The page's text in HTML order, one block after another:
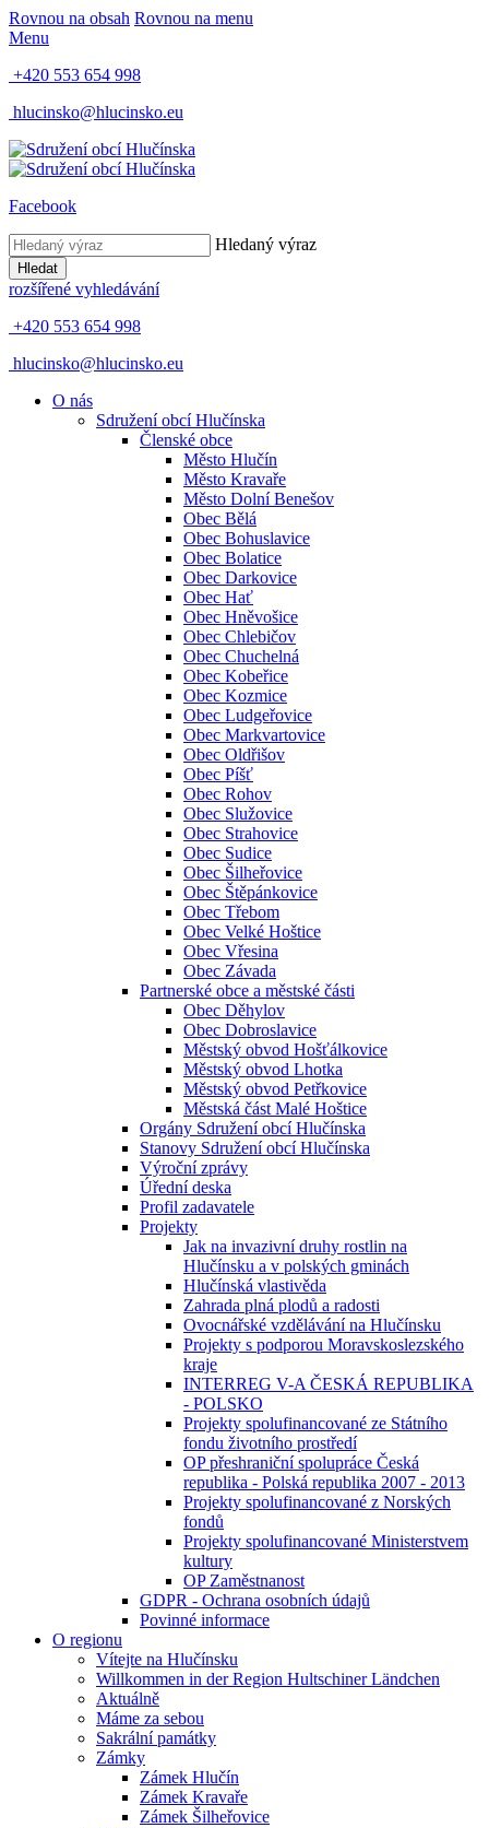
Rovnou na obsah Rovnou na menu
Menu
+420 553 654 998
hlucinsko@hlucinsko.eu
Facebook
Hledaný výraz
Hledat
rozšířené vyhledávání
+420 553 654 998
hlucinsko@hlucinsko.eu
O nás
Sdružení obcí Hlučínska
Členské obce
Město Hlučín
Město Kravaře
Město Dolní Benešov
Obec Bělá
Obec Bohuslavice
Obec Bolatice
Obec Darkovice
Obec Hať
Obec Hněvošice
Obec Chlebičov
Obec Chuchelná
Obec Kobeřice
Obec Kozmice
Obec Ludgeřovice
Obec Markvartovice
Obec Oldřišov
Obec Píšť
Obec Rohov
Obec Služovice
Obec Strahovice
Obec Sudice
Obec Šilheřovice
Obec Štěpánkovice
Obec Třebom
Obec Velké Hoštice
Obec Vřesina
Obec Závada
Partnerské obce a městské části
Obec Děhylov
Obec Dobroslavice
Městský obvod Hošťálkovice
Městský obvod Lhotka
Městský obvod Petřkovice
Městská část Malé Hoštice
Orgány Sdružení obcí Hlučínska
Stanovy Sdružení obcí Hlučínska
Výroční zprávy
Úřední deska
Profil zadavatele
Projekty
Jak na invazivní druhy rostlin na
Hlučínsku a v polských gminách
Hlučínská vlastivěda
Zahrada plná plodů a radosti
Ovocnářské vzdělávání na Hlučínsku
Projekty s podporou Moravskoslezského
kraje
INTERREG V-A ČESKÁ REPUBLIKA
- POLSKO
Projekty spolufinancované ze Státního
fondu životního prostředí
OP přeshraniční spolupráce Česká
republika - Polská republika 2007 - 2013
Projekty spolufinancované z Norských
fondů
Projekty spolufinancované Ministerstvem
kultury
OP Zaměstnanost
GDPR - Ochrana osobních údajů
Povinné informace
O regionu
Vítejte na Hlučínsku
Willkommen in der Region Hultschiner Ländchen
Aktuálně
Máme za sebou
Sakrální památky
Zámky
Zámek Hlučín
Zámek Kravaře
Zámek Šilheřovice